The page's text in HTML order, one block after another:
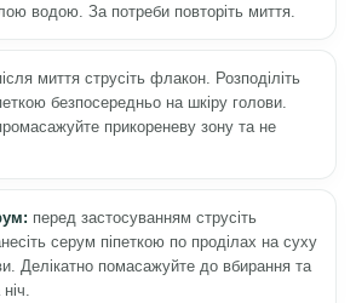
водою. За потреби повторіть миття.
миття струсіть флакон. Розподіліть
безпосередньо на шкіру голови.
прикореневу зону та не
перед застосуванням струсіть
серум піпеткою по проділах на суху
Делікатно помасажуйте до вбирання та